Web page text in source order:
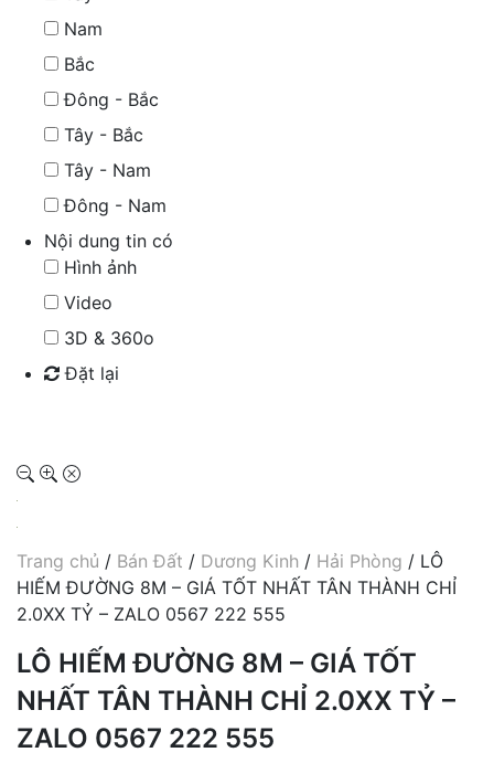
Nam
Bắc
Đông - Bắc
Tây - Bắc
Tây - Nam
Đông - Nam
Nội dung tin có
Hình ảnh
Video
3D & 360o
Đặt lại
Trang chủ / Bán Đất / Dương Kinh / Hải Phòng / LÔ
HIẾM ĐƯỜNG 8M – GIÁ TỐT NHẤT TÂN THÀNH CHỈ
2.0XX TỶ – ZALO 0567 222 555
LÔ HIẾM ĐƯỜNG 8M – GIÁ TỐT
NHẤT TÂN THÀNH CHỈ 2.0XX TỶ –
ZALO 0567 222 555